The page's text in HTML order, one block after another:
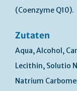
(Coenzyme Q10).
Zutaten
Aqua, Alcohol,
Lecithin, Solutio
Natrium